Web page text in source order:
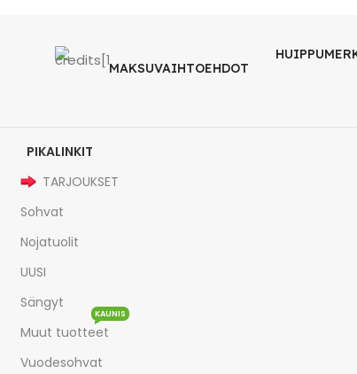
MAKSUVAIHTOEHDOT
PIKALINKIT
TARJOUKSET
Sohvat
Nojatuolit
UUSI
Sängyt
Muut tuotteet
KAUNIS
Vuodesohvat